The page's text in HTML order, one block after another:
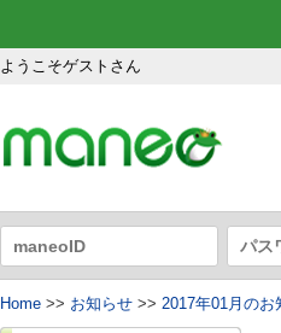
ようこそゲストさん
Home >> お知らせ >> 2017年01月のお